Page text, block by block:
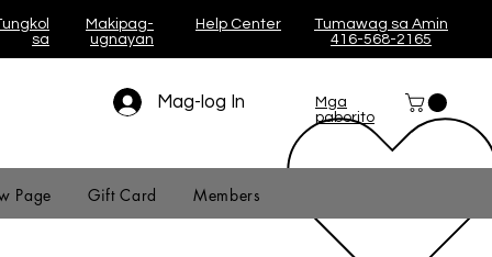
sa
Makipag-
ugnayan
Help Center
Tumawag sa Amin
416-568-2165
Mag-log In
Mga
paborito
Page Gift Card Members